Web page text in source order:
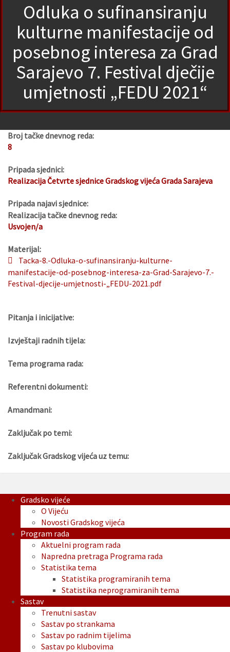
Odluka o sufinansiranju
kulturne manifestacije od
posebnog interesa za Grad
Sarajevo 7. Festival dječije
umjetnosti „FEDU 2021“
Broj tačke dnevnog reda:
8
Pripada sjednici:
Realizacija Četvrte sjednice Gradskog vijeća Grada Sarajeva
Pripada najavi sjednice:
Realizacija tačke dnevnog reda:
Usvojen/a
Materijal:
Tacka-8.-Odluka-o-sufinansiranju-kulturne-
manifestacije-od-posebnog-interesa-za-Grad-Sarajevo-7.-
Festival-djecije-umjetnosti-„FEDU-2021.pdf
Pitanja i inicijative:
Izvještaji radnih tijela:
Tema programa rada:
Referentni dokumenti:
Amandmani:
Zaključak po temi:
Zaključak Gradskog vijeća uz temu:
Gradsko vijeće
O Vijeću
Novosti Gradskog vijeća
Program rada
Aktuelni program rada
Napredna pretraga Programa rada
Statistika tema
Statistika programiranih tema
Statistika neprogramiranih tema
Sastav
Trenutni sastav
Sastav po strankama
Sastav po radnim tijelima
Sastav po klubovima